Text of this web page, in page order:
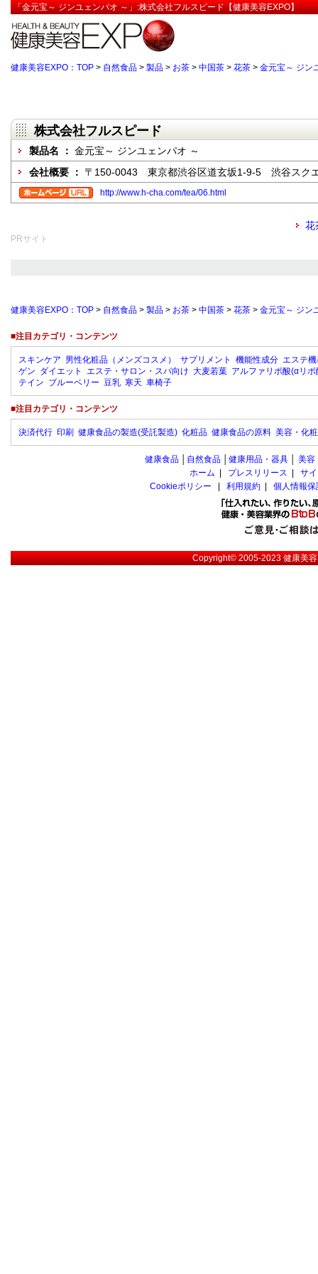
「金元宝～ ジンユェンパオ ～」:株式会社フルスピード【健康美容EXPO】
健康美容EXPO：TOP > 自然食品 > 製品 > お茶 > 中国茶 > 花茶 > 金元宝～ ジン
株式会社フルスピード
製品名 ： 金元宝～ ジンユェンパオ ～
会社概要 ： 〒150-0043 東京都渋谷区道玄坂1-9-5 渋谷スク
http://www.h-cha.com/tea/06.html
花
PRサイト
健康美容EXPO：TOP > 自然食品 > 製品 > お茶 > 中国茶 > 花茶 > 金元宝～ ジン
■注目カテゴリ・コンテンツ
スキンケア 男性化粧品（メンズコスメ） サプリメント 機能性成分 エステ
ゲン ダイエット エステ・サロン・スパ向け 大麦若葉 アルファリポ酸(αリポ
テイン ブルーベリー 豆乳 寒天 車椅子
■注目カテゴリ・コンテンツ
決済代行 印刷 健康食品の製造(受託製造) 化粧品 健康食品の原料 美容・化
健康食品 自然食品 健康用品・器具 美容
ホーム
プレスリリース
サ
Cookieポリシー
利用規約 個人情報
Copyright© 2005-2023健康美